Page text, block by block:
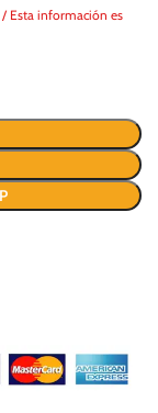
Esta información es